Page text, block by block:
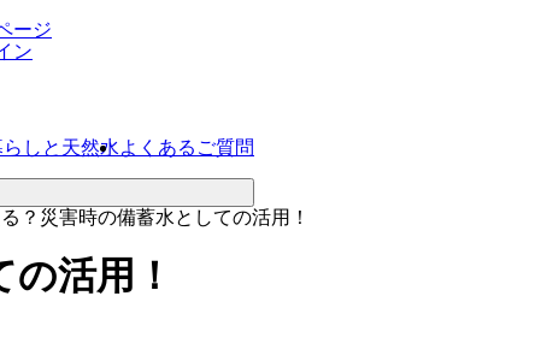
らしと天然水よくあるご質問
ージ
ン
？災害時の備蓄水としての活用！
活用！